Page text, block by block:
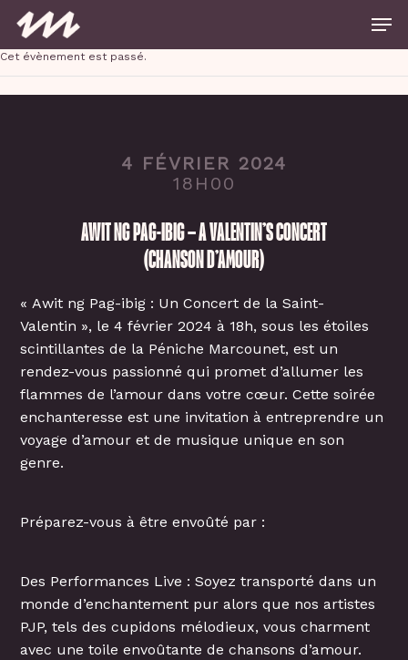
main
content
Cet évènement est passé.
4 FÉVRIER 2024
18H00
AWIT NG PAG-IBIG – A VALENTIN’S CONCERT
(CHANSON D’AMOUR)
« Awit ng Pag-ibig : Un Concert de la Saint-
Valentin », le 4 février 2024 à 18h, sous les étoiles
scintillantes de la Péniche Marcounet, est un
rendez-vous passionné qui promet d’allumer les
flammes de l’amour dans votre cœur. Cette soirée
enchanteresse est une invitation à entreprendre un
voyage d’amour et de musique unique en son
genre.
Préparez-vous à être envoûté par :
Des Performances Live : Soyez transporté dans un
monde d’enchantement pur alors que nos artistes
PJP, tels des cupidons mélodieux, vous charment
avec une toile envoûtante de chansons d’amour.
Close